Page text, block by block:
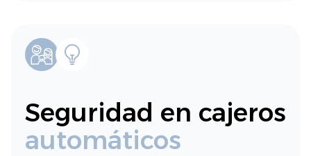
Seguridad en cajeros
automáticos